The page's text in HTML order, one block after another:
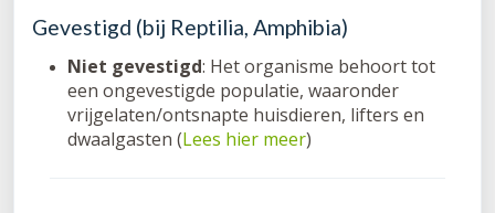
Gevestigd (bij Reptilia, Amphibia)
Niet gevestigd: Het organisme behoort tot
een ongevestigde populatie, waaronder
vrijgelaten/ontsnapte huisdieren, lifters en
dwaalgasten (Lees hier meer)